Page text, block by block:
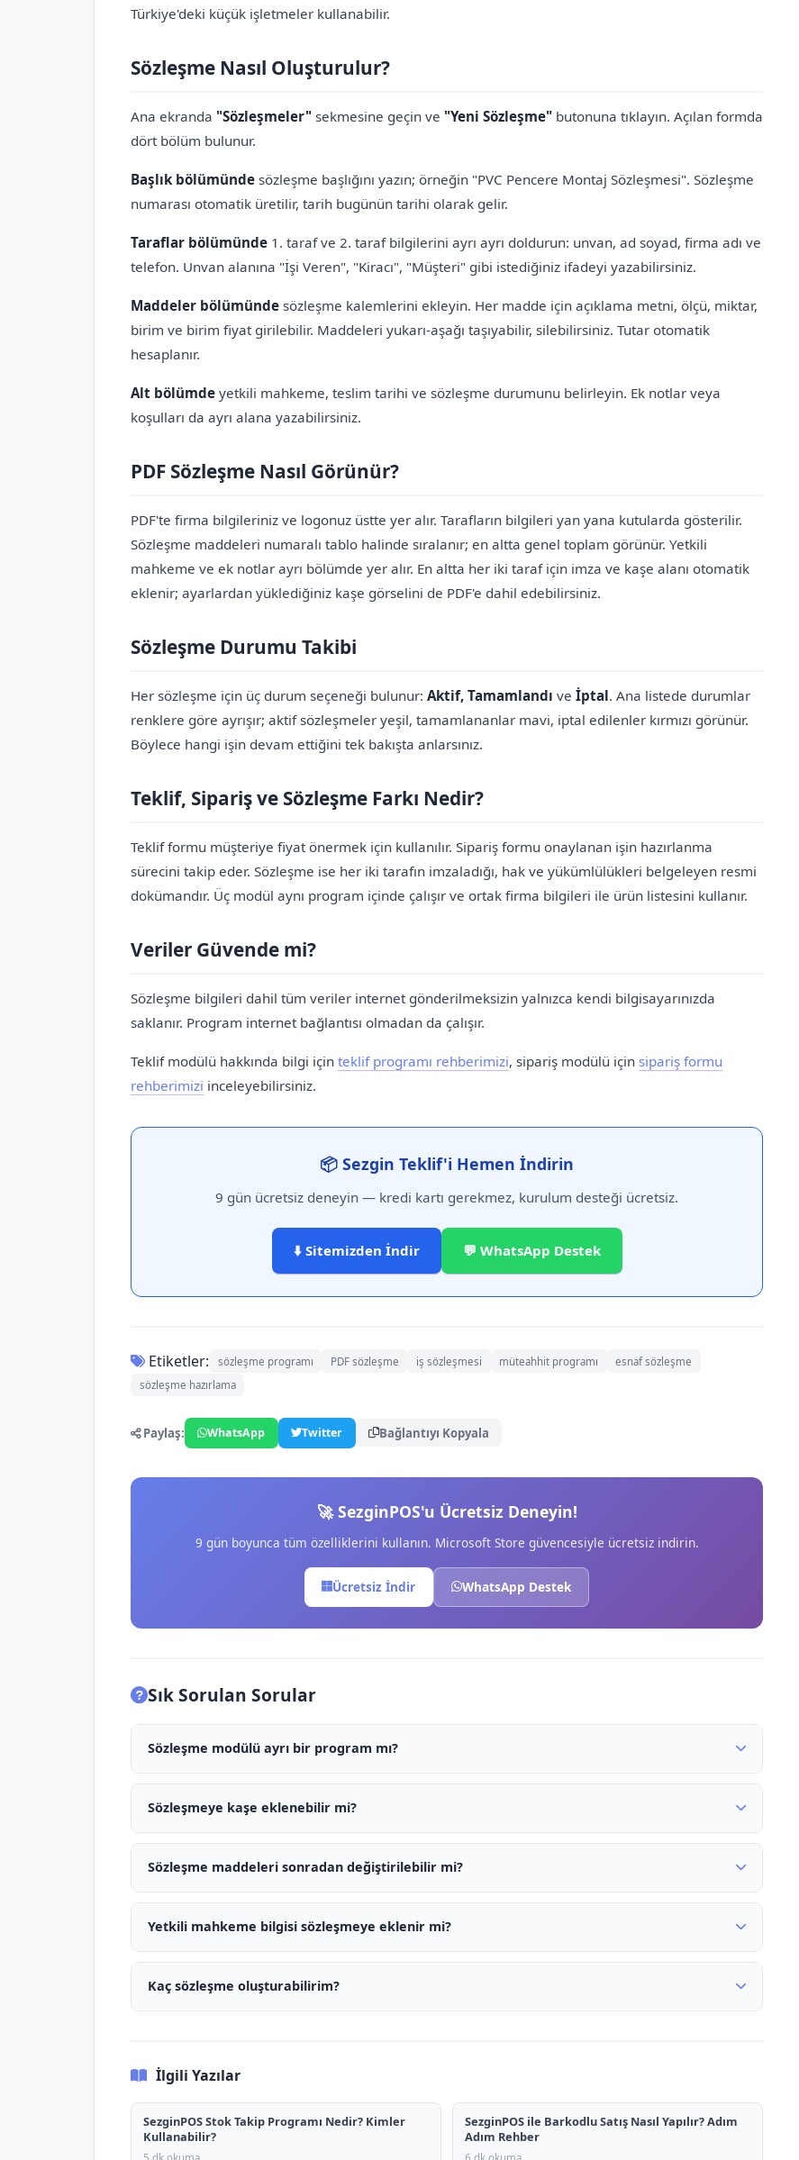
Türkiye'deki küçük işletmeler kullanabilir.
Sözleşme Nasıl Oluşturulur?
Ana ekranda "Sözleşmeler" sekmesine geçin ve "Yeni Sözleşme" butonuna tıklayın. Açılan formda
dört bölüm bulunur.
Başlık bölümünde sözleşme başlığını yazın; örneğin "PVC Pencere Montaj Sözleşmesi". Sözleşme
numarası otomatik üretilir, tarih bugünün tarihi olarak gelir.
Taraflar bölümünde 1. taraf ve 2. taraf bilgilerini ayrı ayrı doldurun: unvan, ad soyad, firma adı ve
telefon. Unvan alanına "İşi Veren", "Kiracı", "Müşteri" gibi istediğiniz ifadeyi yazabilirsiniz.
Maddeler bölümünde sözleşme kalemlerini ekleyin. Her madde için açıklama metni, ölçü, miktar,
birim ve birim fiyat girilebilir. Maddeleri yukarı-aşağı taşıyabilir, silebilirsiniz. Tutar otomatik
hesaplanır.
Alt bölümde yetkili mahkeme, teslim tarihi ve sözleşme durumunu belirleyin. Ek notlar veya
koşulları da ayrı alana yazabilirsiniz.
PDF Sözleşme Nasıl Görünür?
PDF'te firma bilgileriniz ve logonuz üstte yer alır. Tarafların bilgileri yan yana kutularda gösterilir.
Sözleşme maddeleri numaralı tablo halinde sıralanır; en altta genel toplam görünür. Yetkili
mahkeme ve ek notlar ayrı bölümde yer alır. En altta her iki taraf için imza ve kaşe alanı otomatik
eklenir; ayarlardan yüklediğiniz kaşe görselini de PDF'e dahil edebilirsiniz.
Sözleşme Durumu Takibi
Her sözleşme için üç durum seçeneği bulunur: Aktif, Tamamlandı ve İptal. Ana listede durumlar
renklere göre ayrışır; aktif sözleşmeler yeşil, tamamlananlar mavi, iptal edilenler kırmızı görünür.
Böylece hangi işin devam ettiğini tek bakışta anlarsınız.
Teklif, Sipariş ve Sözleşme Farkı Nedir?
Teklif formu müşteriye fiyat önermek için kullanılır. Sipariş formu onaylanan işin hazırlanma
sürecini takip eder. Sözleşme ise her iki tarafın imzaladığı, hak ve yükümlülükleri belgeleyen resmi
dokümandır. Üç modül aynı program içinde çalışır ve ortak firma bilgileri ile ürün listesini kullanır.
Veriler Güvende mi?
Sözleşme bilgileri dahil tüm veriler internet gönderilmeksizin yalnızca kendi bilgisayarınızda
saklanır. Program internet bağlantısı olmadan da çalışır.
Teklif modülü hakkında bilgi için teklif programı rehberimizi, sipariş modülü için sipariş formu
rehberimizi inceleyebilirsiniz.
📦 Sezgin Teklif'i Hemen İndirin
9 gün ücretsiz deneyin — kredi kartı gerekmez, kurulum desteği ücretsiz.
⬇️ Sitemizden İndir 💬 WhatsApp Destek
Etiketler: sözleşme programı PDF sözleşme iş sözleşmesi müteahhit programı
esnaf sözleşme
sözleşme hazırlama
Paylaş: WhatsApp Twitter Bağlantıyı Kopyala
🚀 SezginPOS'u Ücretsiz Deneyin!
9 gün boyunca tüm özelliklerini kullanın. Microsoft Store güvencesiyle ücretsiz indirin.
Ücretsiz İndir WhatsApp Destek
Sık Sorulan Sorular
Sözleşme modülü ayrı bir program mı?
Sözleşmeye kaşe eklenebilir mi?
Sözleşme maddeleri sonradan değiştirilebilir mi?
Yetkili mahkeme bilgisi sözleşmeye eklenir mi?
Kaç sözleşme oluşturabilirim?
İlgili Yazılar
SezginPOS Stok Takip Programı Nedir? Kimler
Kullanabilir?
SezginPOS ile Barkodlu Satış Nasıl Yapılır? Adım
Adım Rehber